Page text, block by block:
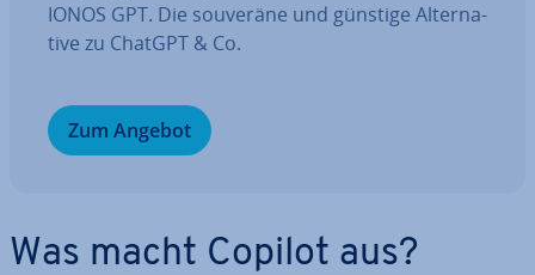
IONOS GPT. Die souveräne und günstige Al­ter­na­
ti­ve zu ChatGPT & Co.
Zum Angebot
Was macht Copilot aus?